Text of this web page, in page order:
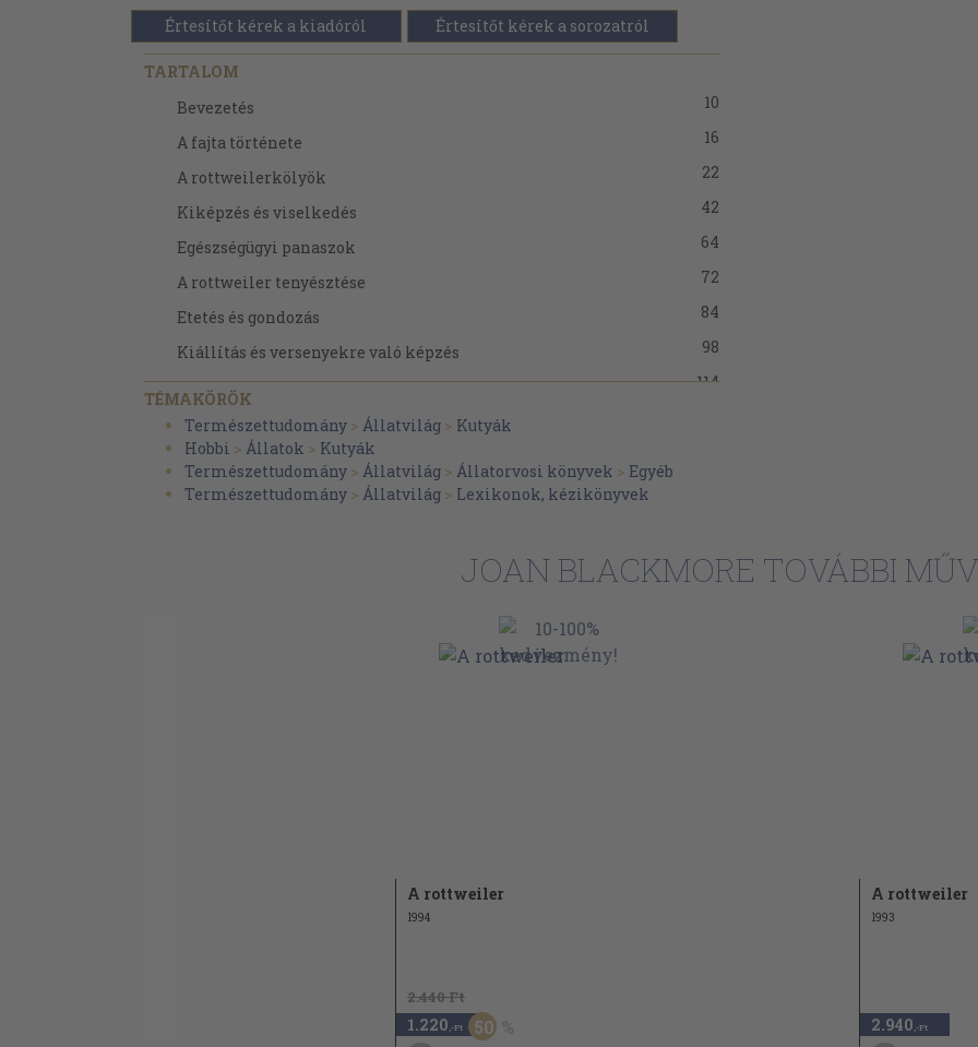
Értesítőt kérek a kiadóról Értesítőt kérek a sorozatról
TARTALOM
Bevezetés
10
A fajta története
16
A rottweilerkölyök
22
Kiképzés és viselkedés
42
Egészségügyi panaszok
64
A rottweiler tenyésztése
72
Etetés és gondozás
84
Kiállítás és versenyekre való képzés
98
Glosszárium/Függelék
114
TÉMAKÖRÖK
Természettudomány > Állatvilág > Kutyák
Hobbi > Állatok > Kutyák
Természettudomány > Állatvilág > Állatorvosi könyvek > Egyéb
Természettudomány > Állatvilág > Lexikonok, kézikönyvek
JOAN BLACKMORE TOVÁBBI
A rottweiler
1994
2.440 Ft
1.220 ,-Ft 50
A rottweiler
1993
2.940 ,-Ft